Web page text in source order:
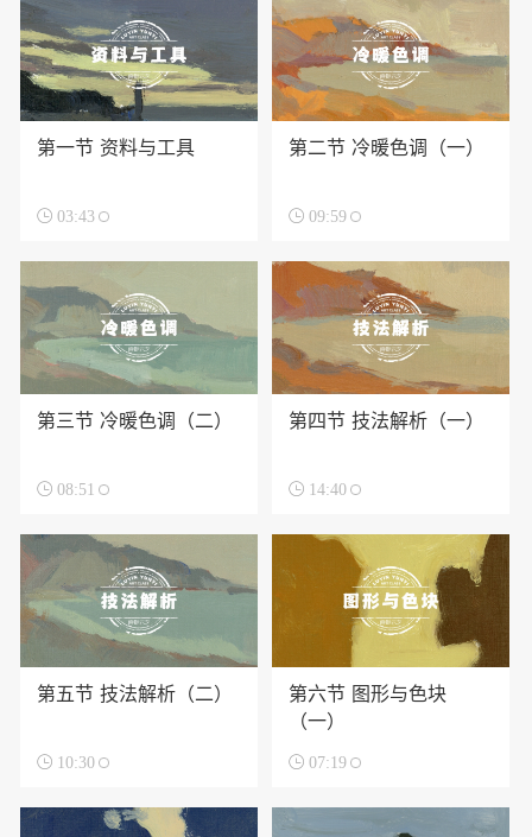
第一节 资料与工具
 03:43
第二节 冷暖色调（一）
 09:59
第三节 冷暖色调（二）
 08:51
第四节 技法解析（一）
 14:40
第五节 技法解析（二）
 10:30
第六节 图形与色块
（一）
 07:19